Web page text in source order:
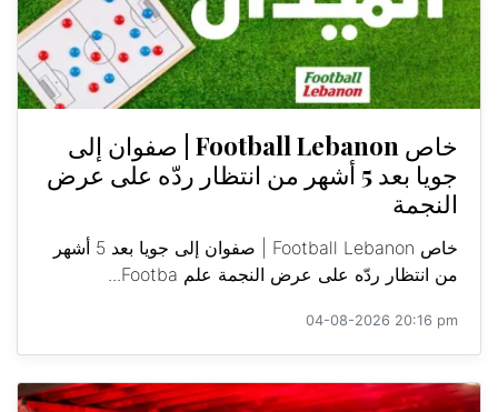
خاص Football Lebanon | صفوان إلى
جويا بعد 5 أشهر من انتظار ردّه على عرض
النجمة
خاص Football Lebanon | صفوان إلى جويا بعد 5 أشهر
من انتظار ردّه على عرض النجمة علم Footba...
04-08-2026 20:16 pm